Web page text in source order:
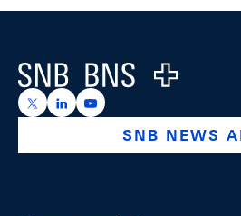
Logo
https://x.com/snb_bns
https://ch.linkedin.com/
https://
SNB NEWS